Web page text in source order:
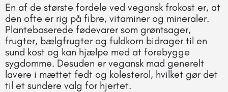
En af de største fordele ved vegansk frokost er, at
den ofte er rig på fibre, vitaminer og mineraler.
Plantebaserede fødevarer som grøntsager,
frugter, bælgfrugter og fuldkorn bidrager til en
sund kost og kan hjælpe med at forebygge
sygdomme. Desuden er vegansk mad generelt
lavere i mættet fedt og kolesterol, hvilket gør det
til et sundere valg for hjertet.